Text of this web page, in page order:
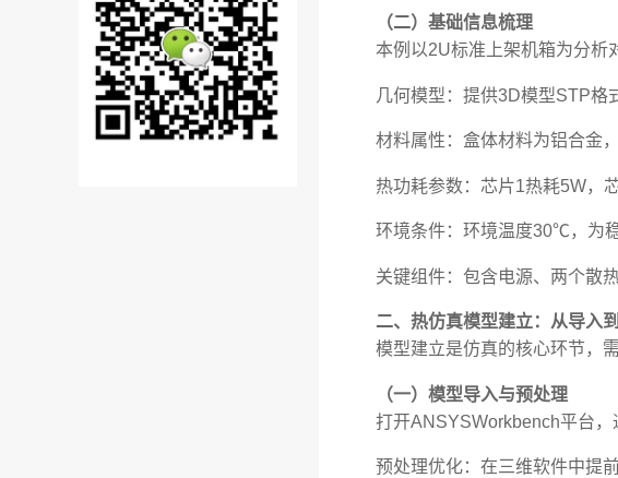
（二）基础信息梳理
本例以2U标准上架机箱为分析
几何模型：提供3D模型STP格
材料属性：盒体材料为铝合金
热功耗参数：芯片1热耗5W，
环境条件：环境温度30℃，为
关键组件：包含电源、两个散
二、热仿真模型建立：从导入
模型建立是仿真的核心环节，
（一）模型导入与预处理
打开ANSYSWorkbench平台，
预处理优化：在三维软件中提